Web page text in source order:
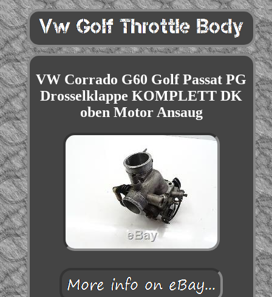
VW Corrado G60 Golf Passat PG
Drosselklappe KOMPLETT DK
oben Motor Ansaug